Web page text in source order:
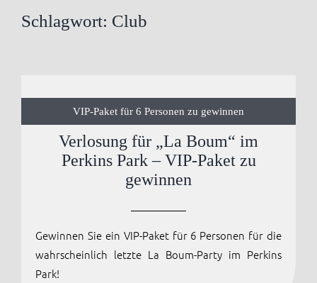
VERANSTALTUNGEN
NEWSLETTER
KONTAKT
Schlagwort: Club
VIP-Paket für 6 Personen zu gewinnen
Verlosung für „La Boum“ im
Perkins Park – VIP-Paket zu
gewinnen
Gewinnen Sie ein VIP-Paket für 6 Personen für die
wahrscheinlich letzte La Boum-Party im Perkins
Park!